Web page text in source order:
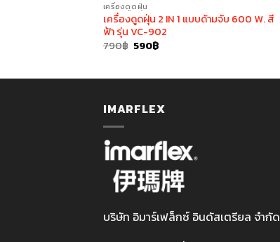
เครื่องดูดฝุ่น
เครื่องดูดฝุ่น 2 IN 1 แบบด้ามจับ 600 W. สี
ฟ้า รุ่น VC-902
790฿ Original
price
790฿.
590฿
590฿.
฿.
IMARFLEX
บริษัท อิมาร์เฟล็กซ์ อินดัสเตรียล จำกัด